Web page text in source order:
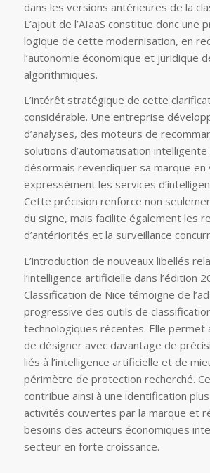
dans les versions antérieures de la
L’ajout de l’AIaaS constitue donc une
logique de cette modernisation, en
l’autonomie économique et juridique
algorithmiques.
L’intérêt stratégique de cette
considérable. Une entreprise
d’analyses, des moteurs de
solutions d’automatisation
désormais revendiquer sa marque en
expressément les services
Cette précision renforce non
du signe, mais facilite également les
d’antériorités et la surveillance
L’introduction de nouveaux libellés
l’intelligence artificielle dans l’édition
Classification de Nice témoigne de
progressive des outils de
technologiques récentes. Elle permet
de désigner avec davantage de
liés à l’intelligence artificielle et de
périmètre de protection recherché.
contribue ainsi à une identification
activités couvertes par la marque et
besoins des acteurs économiques
secteur en forte croissance.